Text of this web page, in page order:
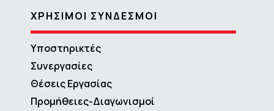
ΧΡΗΣΙΜΟΙ ΣΥΝΔΕΣΜΟΙ
Υποστηρικτές
Συνεργασίες
Θέσεις Εργασίας
Προμήθειες-Διαγωνισμοί